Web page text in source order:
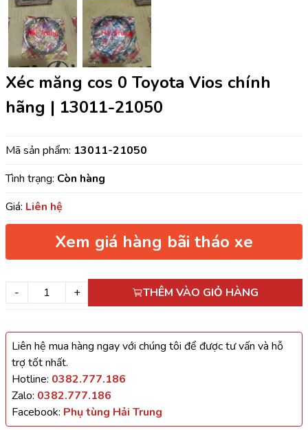
Xéc măng cos 0 Toyota Vios chính
hãng | 13011-21050
Mã sản phẩm: 13011-21050
Tình trạng: Còn hàng
Giá: Liên hệ
Xem giá hàng bãi tháo xe
- + THÊM VÀO GIỎ HÀNG
Liên hệ mua hàng ngay với chúng tôi để được tư vấn và hỗ
trợ tốt nhất.
Hotline: 0382.777.186
Zalo: 0382.777.186
Facebook: Phụ tùng Hải Trung